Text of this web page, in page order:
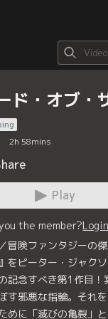
ド・オブ・
2h 58mins
Play
the member?Login
冒険ファンタジーの
をピーター・ジャク
記念すべき第1作目
す邪悪な指輪。それ
めに「滅びの亀裂」